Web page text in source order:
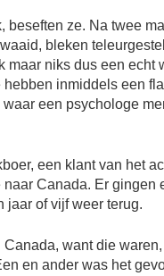
beseften ze. Na twee
bleken
niks dus een
inmiddels een
waar een psychologe
een klant van het
Canada. Er
jaar of vijf weer terug.
want die
en ander was het